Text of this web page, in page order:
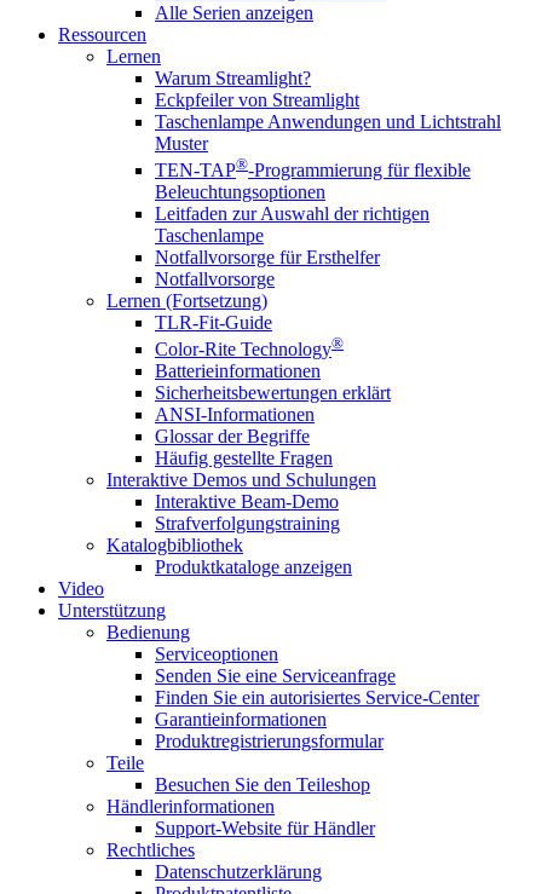
Alle Serien anzeigen
Ressourcen
Lernen
Warum Streamlight?
Eckpfeiler von Streamlight
Taschenlampe Anwendungen und Lichtstrahl
Muster
TEN-TAP®-Programmierung für flexible
Beleuchtungsoptionen
Leitfaden zur Auswahl der richtigen
Taschenlampe
Notfallvorsorge für Ersthelfer
Notfallvorsorge
Lernen (Fortsetzung)
TLR-Fit-Guide
Color-Rite Technology®
Batterieinformationen
Sicherheitsbewertungen erklärt
ANSI-Informationen
Glossar der Begriffe
Häufig gestellte Fragen
Interaktive Demos und Schulungen
Interaktive Beam-Demo
Strafverfolgungstraining
Katalogbibliothek
Produktkataloge anzeigen
Video
Unterstützung
Bedienung
Serviceoptionen
Senden Sie eine Serviceanfrage
Finden Sie ein autorisiertes Service-Center
Garantieinformationen
Produktregistrierungsformular
Teile
Besuchen Sie den Teileshop
Händlerinformationen
Support-Website für Händler
Rechtliches
Datenschutzerklärung